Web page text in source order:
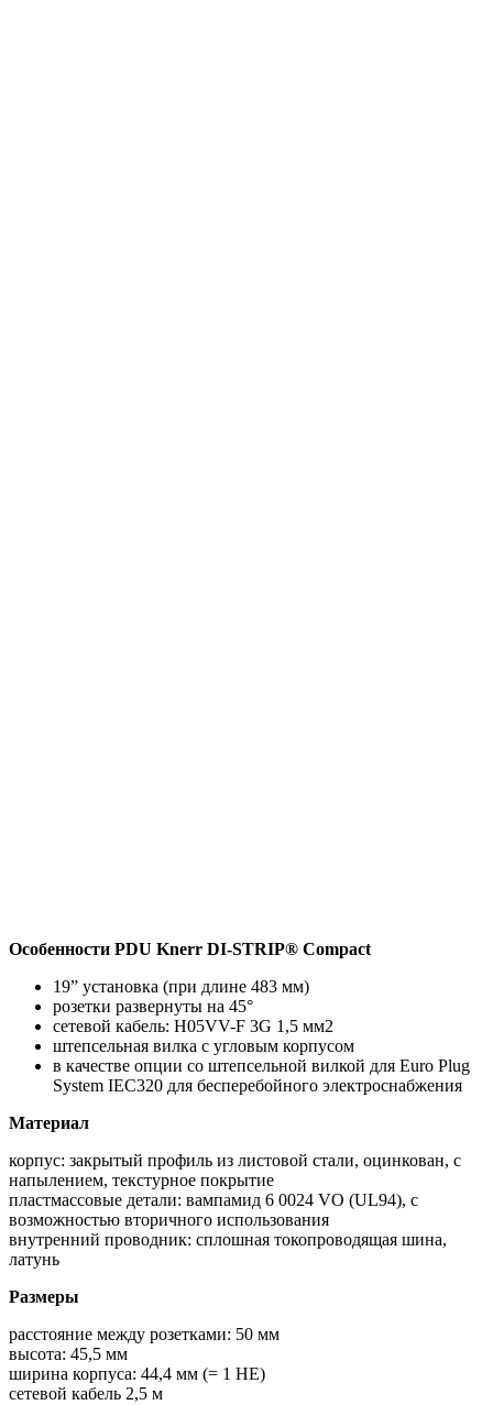
Особенности PDU Knerr DI-STRIP® Compact
19” установка (при длине 483 мм)
розетки развернуты на 45°
сетевой кабель: H05VV-F 3G 1,5 мм2
штепсельная вилка с угловым корпусом
в качестве опции со штепсельной вилкой для Euro Plug
System IEC320 для бесперебойного электроснабжения
Материал
корпус: закрытый профиль из листовой стали, оцинкован, с
напылением, текстурное покрытие
пластмассовые детали: вампамид 6 0024 VO (UL94), с
возможностью вторичного использования
внутренний проводник: сплошная токопроводящая шина,
латунь
Размеры
расстояние между розетками: 50 мм
высота: 45,5 мм
ширина корпуса: 44,4 мм (= 1 HE)
сетевой кабель 2,5 м